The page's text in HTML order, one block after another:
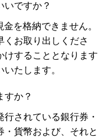
いですか？
を格納できません。
くお取り出しくださ
けすることとなります
たします。
すか？
されている銀行券・
貨幣および、それと